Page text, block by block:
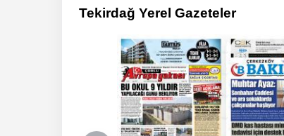
Tekirdağ Yerel Gazeteler